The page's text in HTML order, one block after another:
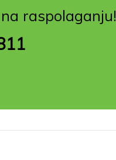
raspolaganju!